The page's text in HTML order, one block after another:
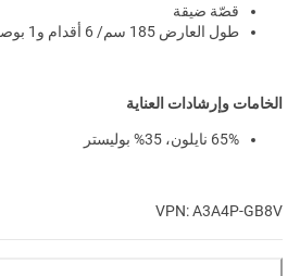
قصّة ضيقة
طول العارض 185 سم/ 6 أقدام و1 بوصة ويرتدي مقاس M
الخامات وإرشادات العناية
65% نايلون، 35% بوليستر
VPN: A3A4P-GB8V